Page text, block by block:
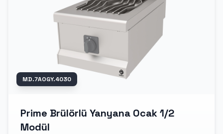
MD.7AOGY.4030
Prime Brülörlü Yanyana Ocak 1/2
Modül